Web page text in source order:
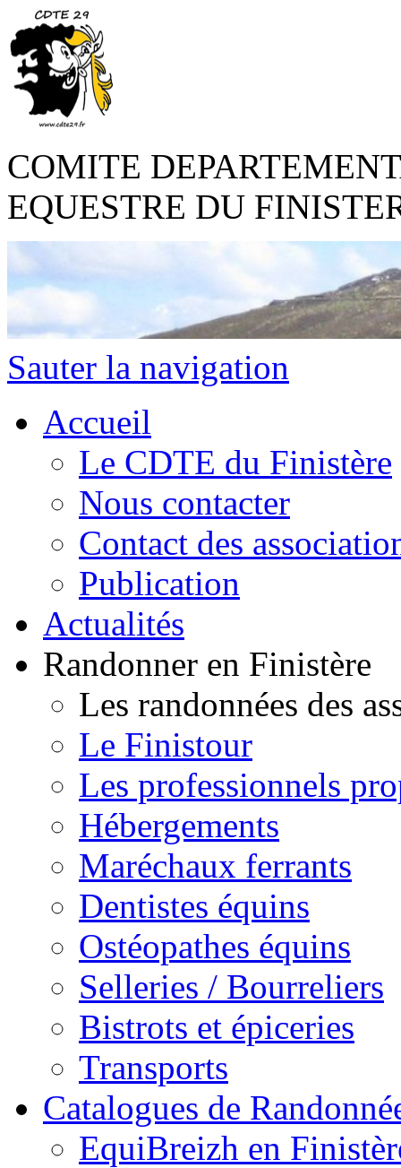
COMITE
EQUESTRE DU
Sauter la navigation
Accueil
Le CDTE du Finistère
Nous contacter
Contact des
Publication
Actualités
Randonner en Finistère
Les randonnées des
Le Finistour
Les professionnels
Hébergements
Maréchaux ferrants
Dentistes équins
Ostéopathes équins
Selleries / Bourreliers
Bistrots et épiceries
Transports
Catalogues de
EquiBreizh en